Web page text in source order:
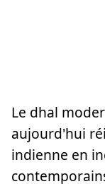
Le dhal
aujourd'hui
indienne en